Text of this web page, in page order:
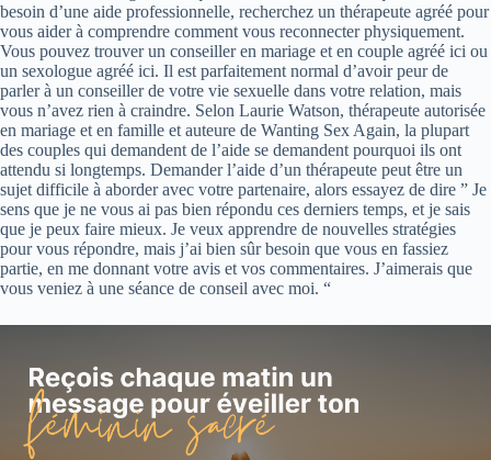
besoin d’une aide professionnelle, recherchez un thérapeute agréé pour
vous aider à comprendre comment vous reconnecter physiquement.
Vous pouvez trouver un conseiller en mariage et en couple agréé ici ou
un sexologue agréé ici. Il est parfaitement normal d’avoir peur de
parler à un conseiller de votre vie sexuelle dans votre relation, mais
vous n’avez rien à craindre. Selon Laurie Watson, thérapeute autorisée
en mariage et en famille et auteure de Wanting Sex Again, la plupart
des couples qui demandent de l’aide se demandent pourquoi ils ont
attendu si longtemps. Demander l’aide d’un thérapeute peut être un
sujet difficile à aborder avec votre partenaire, alors essayez de dire ” Je
sens que je ne vous ai pas bien répondu ces derniers temps, et je sais
que je peux faire mieux. Je veux apprendre de nouvelles stratégies
pour vous répondre, mais j’ai bien sûr besoin que vous en fassiez
partie, en me donnant votre avis et vos commentaires. J’aimerais que
vous veniez à une séance de conseil avec moi. “